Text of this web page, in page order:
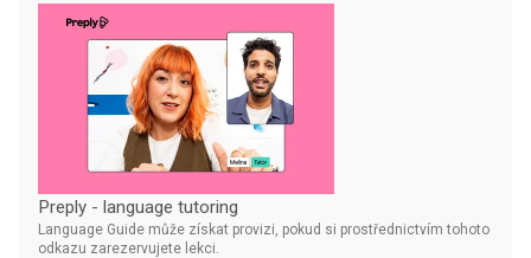
Preply - language tutoring
Language Guide může získat provizi, pokud si prostřednictvím tohoto
odkazu zarezervujete lekci.